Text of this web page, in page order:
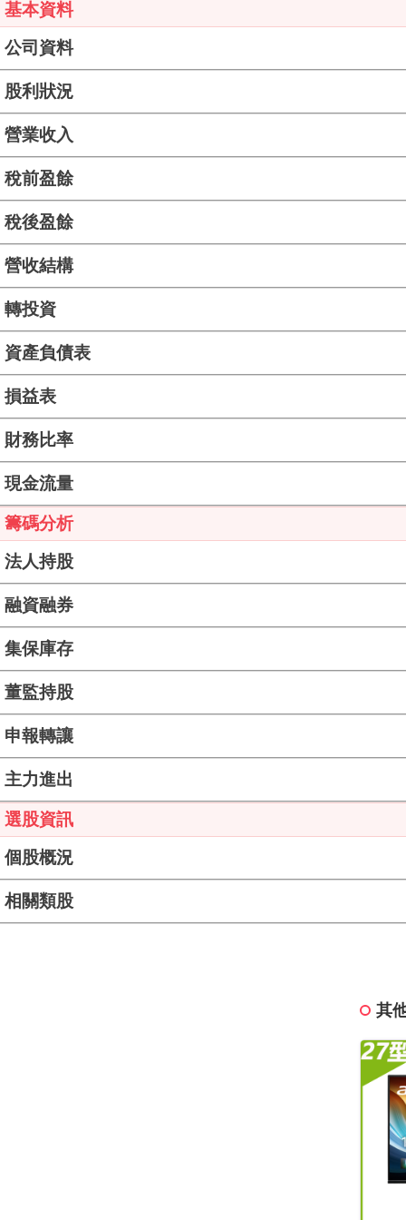
基本資料
公司資料
股利狀況
營業收入
稅前盈餘
稅後盈餘
營收結構
轉投資
資產負債表
損益表
財務比率
現金流量
籌碼分析
法人持股
融資融券
集保庫存
董監持股
申報轉讓
主力進出
選股資訊
個股概況
相關類股
其